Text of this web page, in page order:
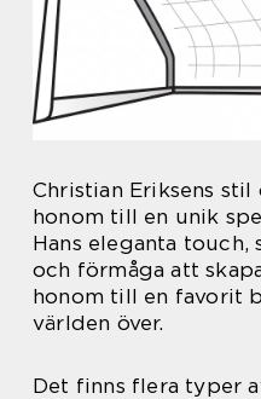
Christian Eriksens
honom till en unik
Hans eleganta touch,
och förmåga att
honom till en favorit
världen över.
Det finns flera typer